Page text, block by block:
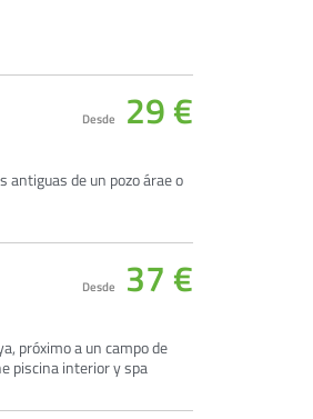
de un pozo árae o
Desde 29 €
próximo a un campo de
piscina interior y spa
Desde 37 €